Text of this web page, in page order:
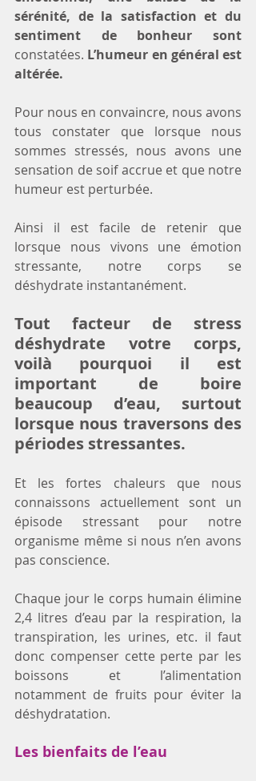
sérénité, de la satisfaction et du
constatées. L’humeur en général est
altérée.
Pour nous en convaincre, nous avons
tous constater que lorsque nous
sommes stressés, nous avons une
sensation de soif accrue et que notre
humeur est perturbée.
Ainsi il est facile de retenir que
lorsque nous vivons une émotion
stressante, notre corps se
déshydrate instantanément.
Tout facteur de stress
déshydrate votre corps,
voilà pourquoi il est
important de boire
beaucoup d’eau, surtout
lorsque nous traversons des
périodes stressantes.
Et les fortes chaleurs que nous
connaissons actuellement sont un
épisode stressant pour notre
organisme même si nous n’en avons
pas conscience.
Chaque jour le corps humain élimine
2,4 litres d’eau par la respiration, la
transpiration, les urines, etc. il faut
donc compenser cette perte par les
boissons et l’alimentation
notamment de fruits pour éviter la
déshydratation.
Les bienfaits de l’eau